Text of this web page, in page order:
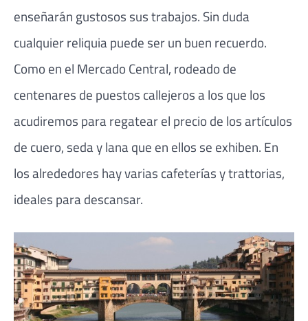
enseñarán gustosos sus trabajos. Sin duda
cualquier reliquia puede ser un buen recuerdo.
Como en el Mercado Central, rodeado de
centenares de puestos callejeros a los que los
acudiremos para regatear el precio de los artículos
de cuero, seda y lana que en ellos se exhiben. En
los alrededores hay varias cafeterías y trattorias,
ideales para descansar.